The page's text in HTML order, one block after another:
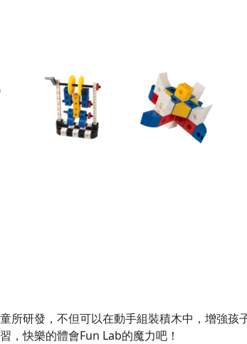
所研發，不但可以在動手組裝積木中，增強
，快樂的體會Fun Lab的魔力吧！